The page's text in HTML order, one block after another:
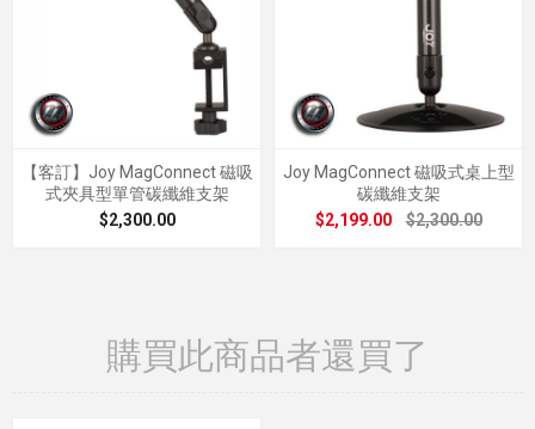
【客訂】Joy MagConnect 磁吸
式夾具型單管碳纖維支架
$2,300.00
Joy MagConnect 磁吸式桌上型
碳纖維支架
$2,199.00
$2,300.00
購買此商品者還買了